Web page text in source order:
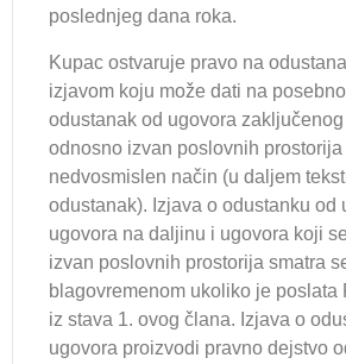
poslednjeg dana roka.
Kupac ostvaruje pravo na
izjavom koju može dati na
odustanak od ugovora
odnosno izvan poslovnih
nedvosmislen način (u daljem
odustanak). Izjava o odustanku od
ugovora na daljinu i ugovora koji
izvan poslovnih prostorija smatra
blagovremenom ukoliko je poslata
iz stava 1. ovog člana. Izjava o
ugovora proizvodi pravno dejstvo